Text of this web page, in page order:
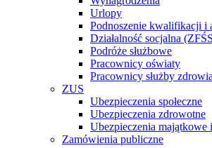
Urlopy
Podnoszenie kwalifikacji i
Działalność socjalna
Podróże służbowe
Pracownicy oświaty
Pracownicy służby zdrowia
ZUS
Ubezpieczenia społeczne
Ubezpieczenia zdrowotne
Ubezpieczenia majątkowe
Zamówienia publiczne